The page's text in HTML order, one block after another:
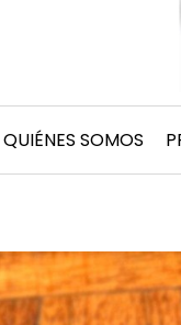
QUIÉNES SOMOS